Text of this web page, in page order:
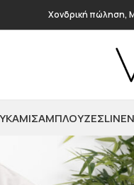
Χονδρική πώληση,
ΜΠΛΟΎΖΕΣ